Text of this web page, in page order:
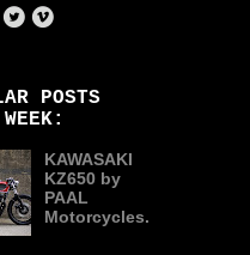
POSTS
KAWASAKI
KZ650 by
PAAL
Motorcycles.